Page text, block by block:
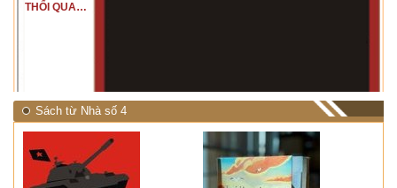
THỔI QUA
Sách từ Nhà số 4